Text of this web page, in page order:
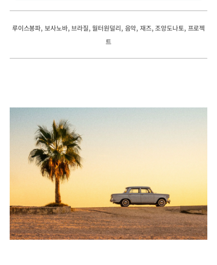
루이스봉파, 보사노바, 브라질, 월터원덜리, 음악, 재즈, 조앙도나토, 프로젝
트